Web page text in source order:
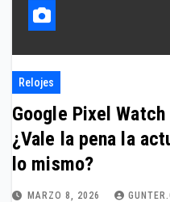
Relojes
Google Pixel
¿Vale la pena la
lo mismo?
MARZO 8, 2026